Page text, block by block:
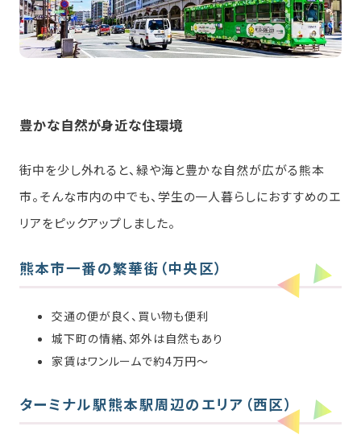
豊かな自然が身近な住環境
街中を少し外れると、緑や海と豊かな自然が広がる熊本
市。そんな市内の中でも、学生の一人暮らしにおすすめのエ
リアをピックアップしました。
熊本市一番の繁華街（中央区）
交通の便が良く、買い物も便利
城下町の情緒、郊外は自然もあり
家賃はワンルームで約4万円～
ターミナル駅熊本駅周辺のエリア（西区）